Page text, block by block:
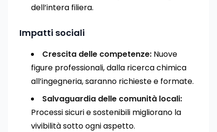
dell’intera filiera.
Impatti sociali
Crescita delle competenze: Nuove
figure professionali, dalla ricerca chimica
all’ingegneria, saranno richieste e formate.
Salvaguardia delle comunità locali:
Processi sicuri e sostenibili migliorano la
vivibilità sotto ogni aspetto.